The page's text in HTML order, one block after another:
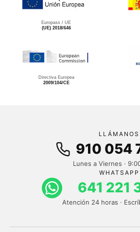
Europass / UE
(UE) 2018/646
Directiva Europea
2009/104/CE
LLÁMANOS
910 054
Lunes a Viernes ·
WHATSAPP
641 221
Atención 24 horas ·